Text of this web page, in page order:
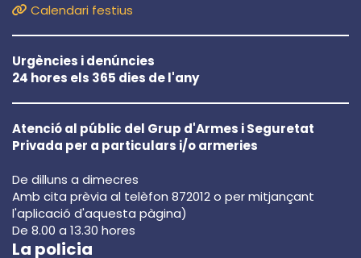
Calendari festius
Urgències i denúncies
24 hores els 365 dies de l'any
Atenció al públic del Grup d'Armes i Seguretat
Privada per a particulars i/o armeries
De dilluns a dimecres
Amb cita prèvia al telèfon 872012 o per mitjançant
l'aplicació d'aquesta pàgina)
De 8.00 a 13.30 hores
La policia